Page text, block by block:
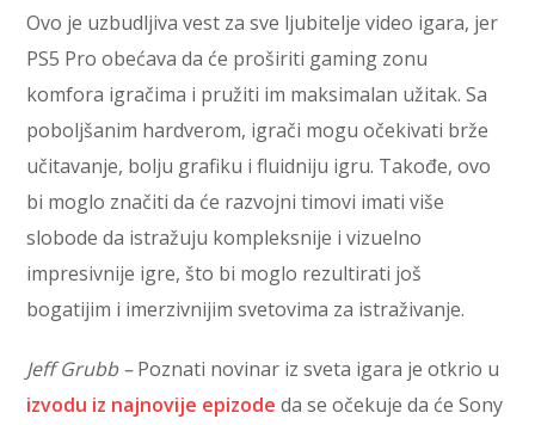
Ovo je uzbudljiva vest za sve ljubitelje video igara, jer
PS5 Pro obećava da će proširiti gaming zonu
komfora igračima i pružiti im maksimalan užitak. Sa
poboljšanim hardverom, igrači mogu očekivati brže
učitavanje, bolju grafiku i fluidniju igru. Takođe, ovo
bi moglo značiti da će razvojni timovi imati više
slobode da istražuju kompleksnije i vizuelno
impresivnije igre, što bi moglo rezultirati još
bogatijim i imerzivnijim svetovima za istraživanje.
Jeff Grubb –Poznati novinar iz sveta igara je otkrio u
izvodu iz najnovije epizode da se očekuje da će Sony